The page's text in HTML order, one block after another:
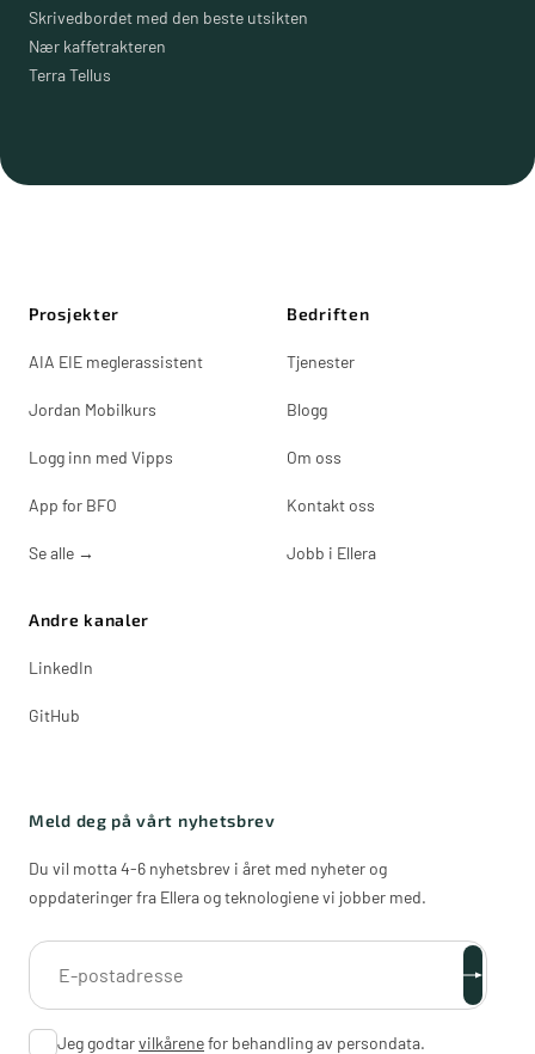
Skrivedbordet med den beste utsikten
Nær kaffetrakteren
Terra Tellus
Prosjekter
AIA EIE meglerassistent
Jordan Mobilkurs
Logg inn med Vipps
App for BFO
Se alle →
Bedriften
Tjenester
Blogg
Om oss
Kontakt oss
Jobb i Ellera
Andre kanaler
LinkedIn
GitHub
Meld deg på vårt nyhetsbrev
Du vil motta 4-6 nyhetsbrev i året med nyheter og
oppdateringer fra Ellera og teknologiene vi jobber med.
Jeg godtarvilkårenefor behandling av persondata.